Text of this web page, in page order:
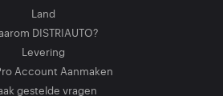
Land
DISTRIAUTO?
Levering
Account Aanmaken
gestelde vragen